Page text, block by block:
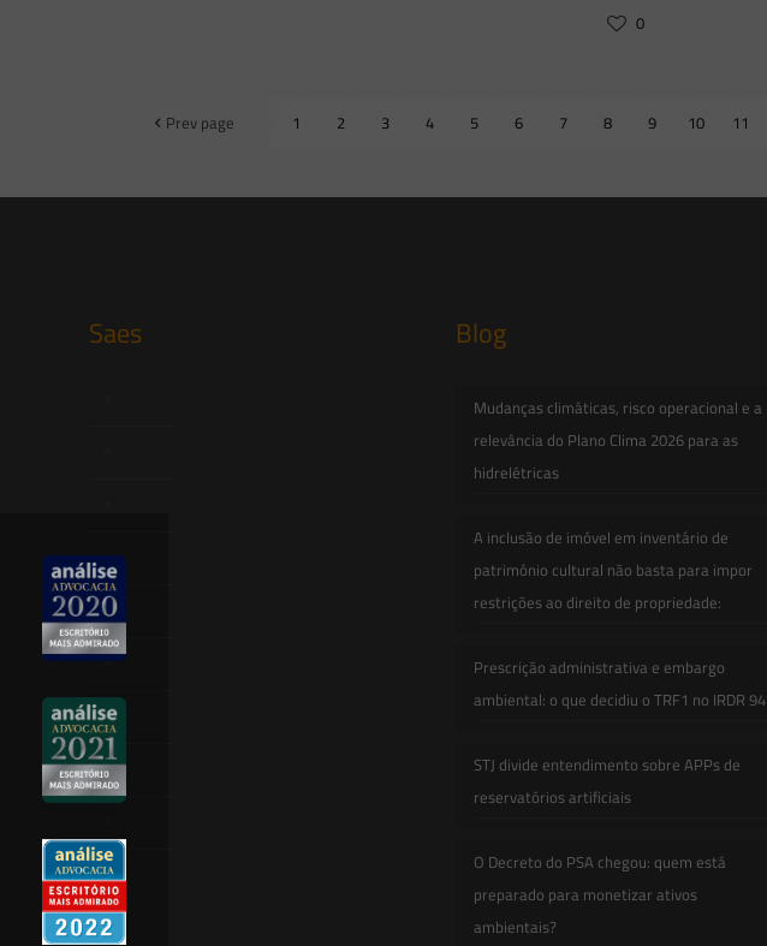
0
Prev page 1 2 3 4 5 6 7 8 9 10 11
Saes Blog
Mudanças climáticas, risco operacional e a
relevância do Plano Clima 2026 para as
hidrelétricas
A inclusão de imóvel em inventário de
patrimônio cultural não basta para impor
restrições ao direito de propriedade:
Prescrição administrativa e embargo
ambiental: o que decidiu o TRF1 no IRDR 94
STJ divide entendimento sobre APPs de
reservatórios artificiais
O Decreto do PSA chegou: quem está
preparado para monetizar ativos
ambientais?